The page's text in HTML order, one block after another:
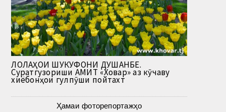
ЛОЛАҲОИ ШУКУФОНИ ДУШАНБЕ.
Суратгузориши АМИТ «Ховар» аз кӯчаву
хиёбонҳои гулпӯши пойтахт
Ҳамаи фоторепортажҳо